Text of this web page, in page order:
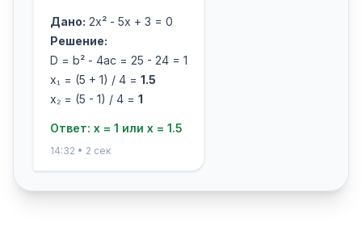
Дано: 2x² - 5x + 3 = 0
Решение:
D = b² - 4ac = 25 - 24 = 1
x₁ = (5 + 1) / 4 = 1.5
x₂ = (5 - 1) / 4 = 1
Ответ: x = 1 или x = 1.5
14:32 • 2 сек